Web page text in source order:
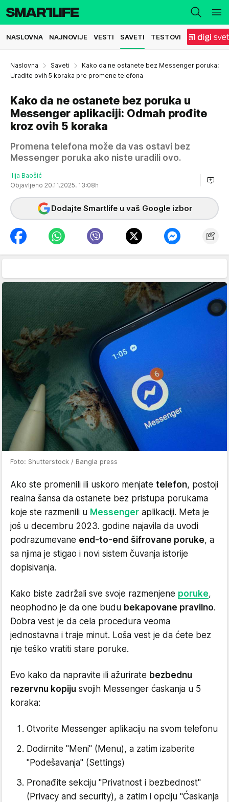
NASLOVNA NAJNOVIJE VESTI SAVETI TESTOVI
Naslovna Saveti
Kako da ne ostanete bez Messenger poruka:
Uradite ovih 5 koraka pre promene telefona
Kako da ne ostanete bez poruka u
Messenger aplikaciji: Odmah prođite
kroz ovih 5 koraka
Promena telefona može da vas ostavi bez
Messenger poruka ako niste uradili ovo.
Ilija Baošić
Objavljeno 20.11.2025. 13:08h
Dodajte Smartlife u vaš Google izbor
Foto: Shutterstock / Bangla press
Ako ste promenili ili uskoro menjate telefon, postoji
realna šansa da ostanete bez pristupa porukama
koje ste razmenili u Messenger aplikaciji. Meta je
još u decembru 2023. godine najavila da uvodi
podrazumevane end-to-end šifrovane poruke, a
sa njima je stigao i novi sistem čuvanja istorije
dopisivanja.
Kako biste zadržali sve svoje razmenjene poruke,
neophodno je da one budu bekapovane pravilno.
Dobra vest je da cela procedura veoma
jednostavna i traje minut. Loša vest je da ćete bez
nje teško vratiti stare poruke.
Evo kako da napravite ili ažurirate bezbednu
rezervnu kopiju svojih Messenger ćaskanja u 5
koraka:
Otvorite Messenger aplikaciju na svom telefonu
Dodirnite "Meni" (Menu), a zatim izaberite
"Podešavanja" (Settings)
Pronađite sekciju "Privatnost i bezbednost"
(Privacy and security), a zatim i opciju "Ćaskanja